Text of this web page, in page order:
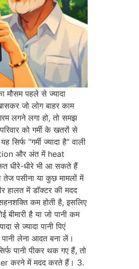
पहले से ज्यादा
जो लोग बाहर काम
लगने लगा हो, तो समझ
को गर्मी के खतरों से
“गर्मी ज्यादा है” वाली
और अंत में heat
धीरे-धीरे भी आ सकते हैं
पसीना या कुछ मामलों में
हालत में डॉक्टर की मदद
कम होती है, इसलिए
है या जो पानी कम
से ज्यादा पानी पिएं
लेना आदत बना लें।
पानी पीकर थक गए हैं, तो
करने में मदद करते हैं। 3.